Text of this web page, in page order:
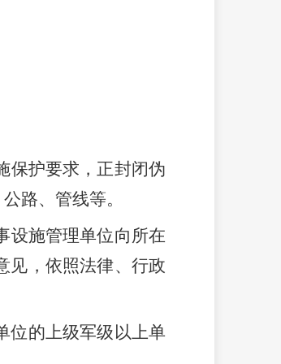
保护要求，正封闭伪
路、管线等。
设施管理单位向所在
见， 依照法律、行政
位的上级军级以上单